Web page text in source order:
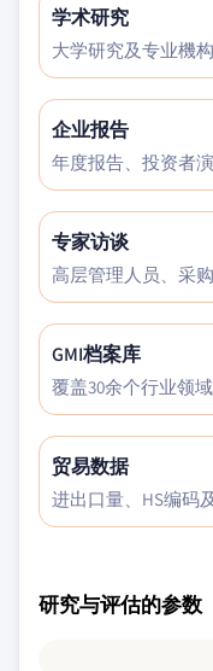
学术研究
大学研究及专业機
企业报告
年度报告、投资者
专家访谈
高层管理人员、采
GMI档案库
覆盖30余个行业领
贸易数据
进出口量、HS编码
研究与评估的参数